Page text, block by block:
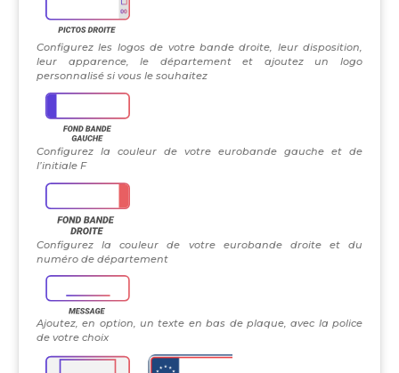
Configurez les logos de votre bande droite, leur disposition,
leur apparence, le département et ajoutez un logo
personnalisé si vous le souhaitez
Configurez la couleur de votre eurobande gauche et de
l’initiale F
Configurez la couleur de votre eurobande droite et du
numéro de département
Ajoutez, en option, un texte en bas de plaque, avec la police
de votre choix